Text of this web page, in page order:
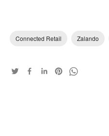
Connected Retail Zalando